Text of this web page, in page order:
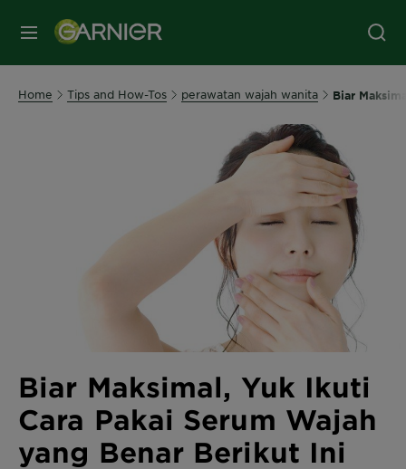
MENU
Home Tips and How-Tos perawatan wajah wanita Biar
Biar Maksimal, Yuk Ikuti
Cara Pakai Serum Wajah
yang Benar Berikut Ini